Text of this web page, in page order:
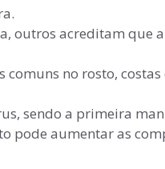
outros acreditam que
no rosto,
sendo a primeira
pode aumentar as